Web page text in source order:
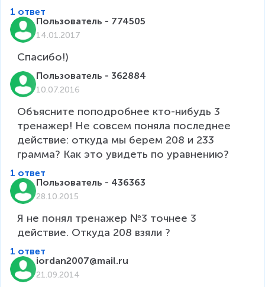
1 ответ
Пользователь - 774505
14.01.2017
Спасибо!)
Пользователь - 362884
10.07.2016
Объясните поподробнее кто-нибудь 3
тренажер! Не совсем поняла последнее
действие: откуда мы берем 208 и 233
грамма? Как это увидеть по уравнению?
1 ответ
Пользователь - 436363
28.10.2015
Я не понял тренажер №3 точнее 3
1 ответ
iordan2007@mail.ru
21.09.2014